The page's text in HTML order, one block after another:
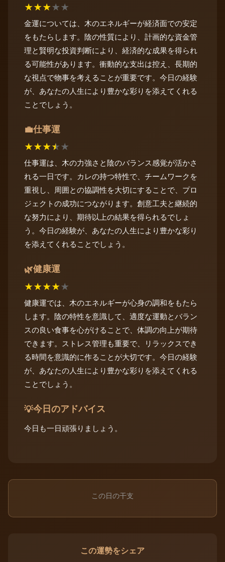
★★★★★
金運については、木のエネルギーが経済面での安定
をもたらします。陰の性質により、計画的な資金管
理と賢明な投資判断により、経済的な成果を得られ
る可能性があります。衝動的な支出は控え、長期的
な視点で物事を考えることが重要です。今日の経験
が、あなたの人生により豊かな彩りを添えてくれる
ことでしょう。
💼仕事運
★★★★★
仕事運は、木の力強さと陰のバランス感覚が活かさ
れる一日です。カレの持つ特性で、チームワークを
重視し、周囲との協調性を大切にすることで、プロ
ジェクトの成功につながります。創意工夫と継続的
な努力により、期待以上の結果を得られるでしょ
う。今日の経験が、あなたの人生により豊かな彩り
を添えてくれることでしょう。
🌿健康運
★★★★★
健康運では、木のエネルギーが心身の調和をもたら
します。陰の特性を意識して、適度な運動とバラン
スの良い食事を心がけることで、体調の向上が期待
できます。ストレス管理も重要で、リラックスでき
る時間を意識的に作ることが大切です。今日の経験
が、あなたの人生により豊かな彩りを添えてくれる
ことでしょう。
💡今日のアドバイス
今日も一日頑張りましょう。
この日の干支
この運勢をシェア